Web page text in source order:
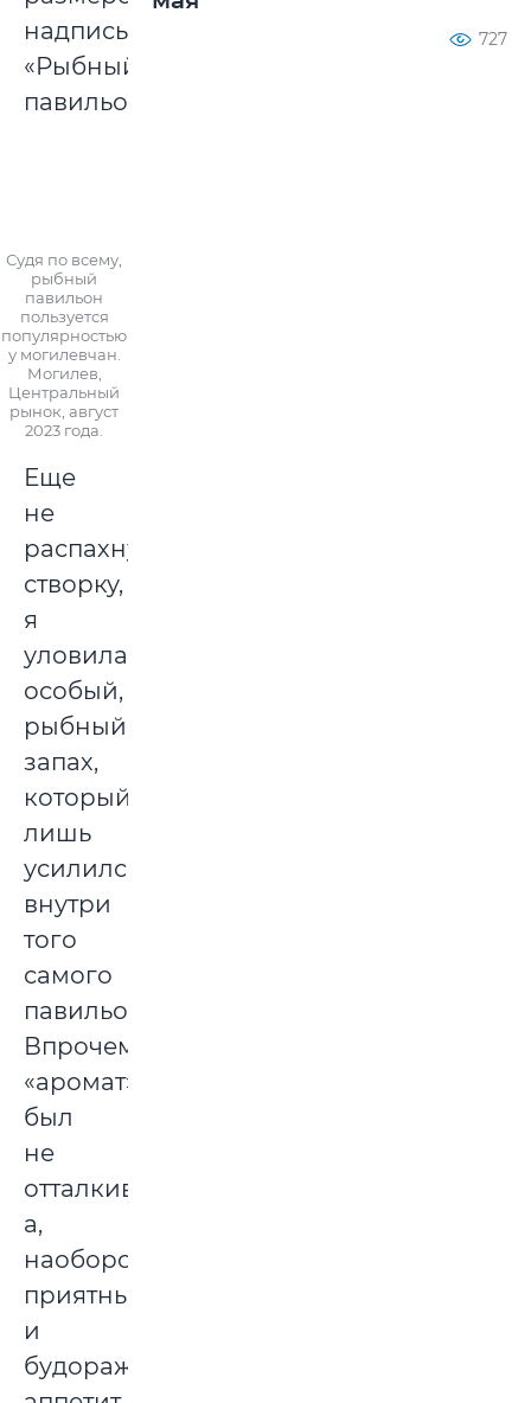
надпись
«Рыбный
павильон».
Судя по всему,
рыбный
павильон
пользуется
популярностью
у могилевчан.
Могилев,
Центральный
рынок, август
2023 года.
Еще
не
распахнув
створку,
я
уловила
особый,
рыбный
запах,
который
лишь
усилился
внутри
того
самого
павильона.
Впрочем,
«аромат»
был
не
отталкивающим,
а,
наоборот,
приятным
и
будоражащим
727